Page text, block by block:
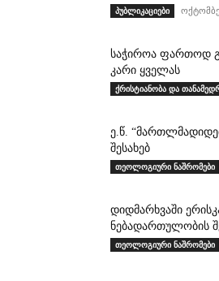
პუბლიკაციები
საჭიროა ფართოდ
კარი ყველას
ქრისტიანობა და
ე.წ.
შესახებ
თეოლოგიური ნაშრომები
დიდმარხვაში
ნებადართულობის
თეოლოგიური ნაშრომები